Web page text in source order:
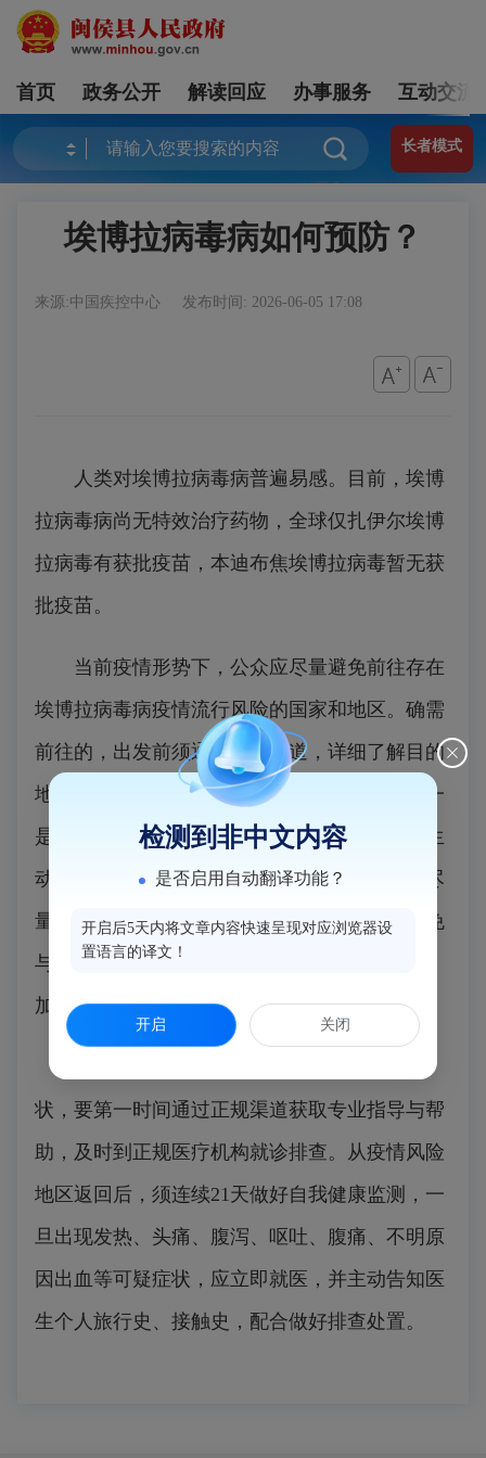
首页 政务公开 解读回应 办事服务 互动交流
长者模式
埃博拉病毒病如何预防？
来源:中国疾控中心 发布时间: 2026-06-05 17:08
人类对埃博拉病毒病普遍易感。
目前，埃博
拉病毒病尚无特效治疗药物，全球仅扎伊尔埃博
拉病毒有获批疫苗，本迪布焦埃博拉病毒暂无获
批疫苗。
当前疫情形势下， 公众应尽量避免前往存在
埃博拉病毒病疫情流行风险的国家和地区。 确需
前往的，出发前须通过官方渠道，详细了解目的
地疫情信息及旅行健康防护建议。旅行期间，一
是避免前往疫情高风险区域；二是避免接触野生
动物、可疑病患及其污染物品和环境等；三是尽
量避免前往人群密集场所，确需前往的，应避免
与他人直接肢体接触；四是保持良好卫生习惯，
加强手部卫生。
状，要第一时间通过正规渠道获取专业指导与帮
助，及时到正规医疗机构就诊排查。 从疫情风险
地区返回后，须连续21天做好自我健康监测，一
旦出现发热、头痛、腹泻、呕吐、腹痛、不明原
因出血等可疑症状，应立即就医，并主动告知医
生个人旅行史、接触史，配合做好排查处置。
检测到非中文内容
是否启用自动翻译功能？
开启后5天内将文章内容快速呈现对应浏览器设
置语言的译文！
开启 关闭